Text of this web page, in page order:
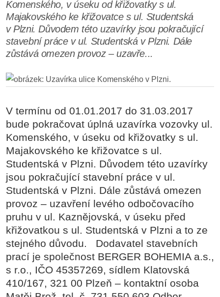
Komenského, v úseku od křižovatky s ul.
Majakovského ke křižovatce s ul. Studentská
v Plzni. Důvodem této uzavírky jsou pokračující
stavební práce v ul. Studentská v Plzni. Dále
zůstává omezen provoz – uzavře...
V termínu od 01.01.2017 do 31.03.2017
bude pokračovat úplná uzavírka vozovky ul.
Komenského, v úseku od křižovatky s ul.
Majakovského ke křižovatce s ul.
Studentská v Plzni. Důvodem této uzavírky
jsou pokračující stavební práce v ul.
Studentská v Plzni. Dále zůstává omezen
provoz – uzavření levého odbočovacího
pruhu v ul. Kaznějovská, v úseku před
křižovatkou s ul. Studentská v Plzni a to ze
stejného důvodu. Dodavatel stavebních
prací je společnost BERGER BOHEMIA a.s.,
s r.o., IČO 45357269, sídlem Klatovská
410/167, 321 00 Plzeň – kontaktní osoba